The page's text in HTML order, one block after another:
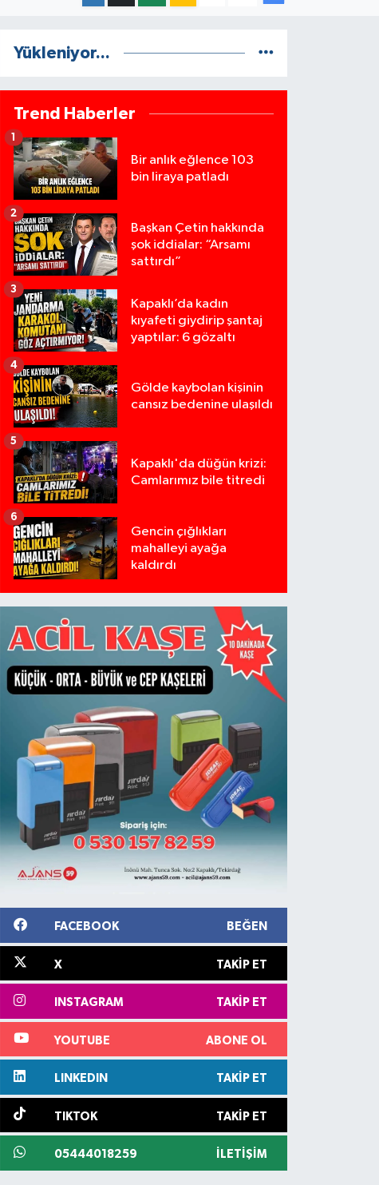
Yükleniyor...
Trend Haberler
Bir anlık eğlence 103
bin liraya patladı
1
Başkan Çetin hakkında
şok iddialar: “Arsamı
sattırdı”
2
Kapaklı’da kadın
kıyafeti giydirip şantaj
yaptılar: 6 gözaltı
3
Gölde kaybolan kişinin
cansız bedenine ulaşıldı
4
Kapaklı'da düğün krizi:
Camlarımız bile titredi
5
Gencin çığlıkları
mahalleyi ayağa
kaldırdı
6
FACEBOOK BEĞEN
X TAKIP ET
INSTAGRAM TAKIP ET
YOUTUBE ABONE OL
LINKEDIN TAKIP ET
TIKTOK TAKIP ET
05444018259 İLETIŞIM